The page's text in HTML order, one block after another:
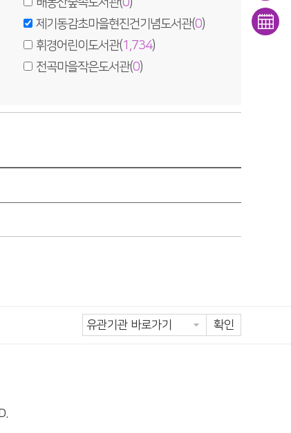
배봉산숲속도서관(0)
제기동감초마을현진건기념도서관(0)
휘경어린이도서관(1,734)
전곡마을작은도서관(0)
확인
반납
조회
희망